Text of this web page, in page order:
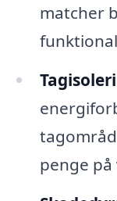
matcher
penge